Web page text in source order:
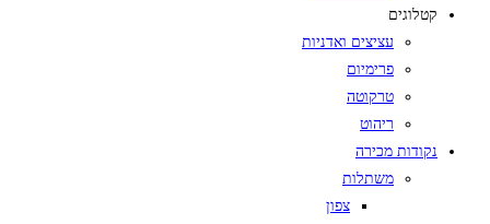
קטלוגים
עציצים ואדניות
פרימיום
טרקוטה
ריהוט
נקודות מכירה
משתלות
צפון